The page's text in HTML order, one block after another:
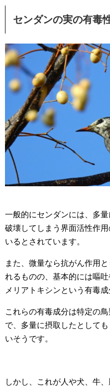
センダンの実の有毒
一般的にセンダンには、多
破壊してしまう界面活性作
いるとされています。
また、微量なら抗がん作用
れるものの、基本的には嘔
メリアトキシンという有毒
これらの有毒成分は特定の
で、多量に摂取したとして
いそうです。
しかし、これが人や犬、牛